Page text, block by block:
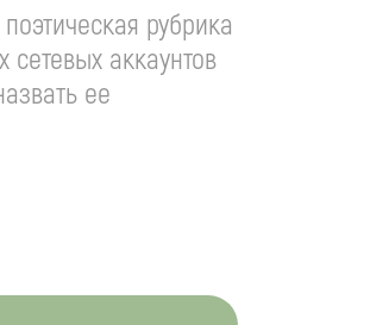
рубрика
аккаунтов
ее